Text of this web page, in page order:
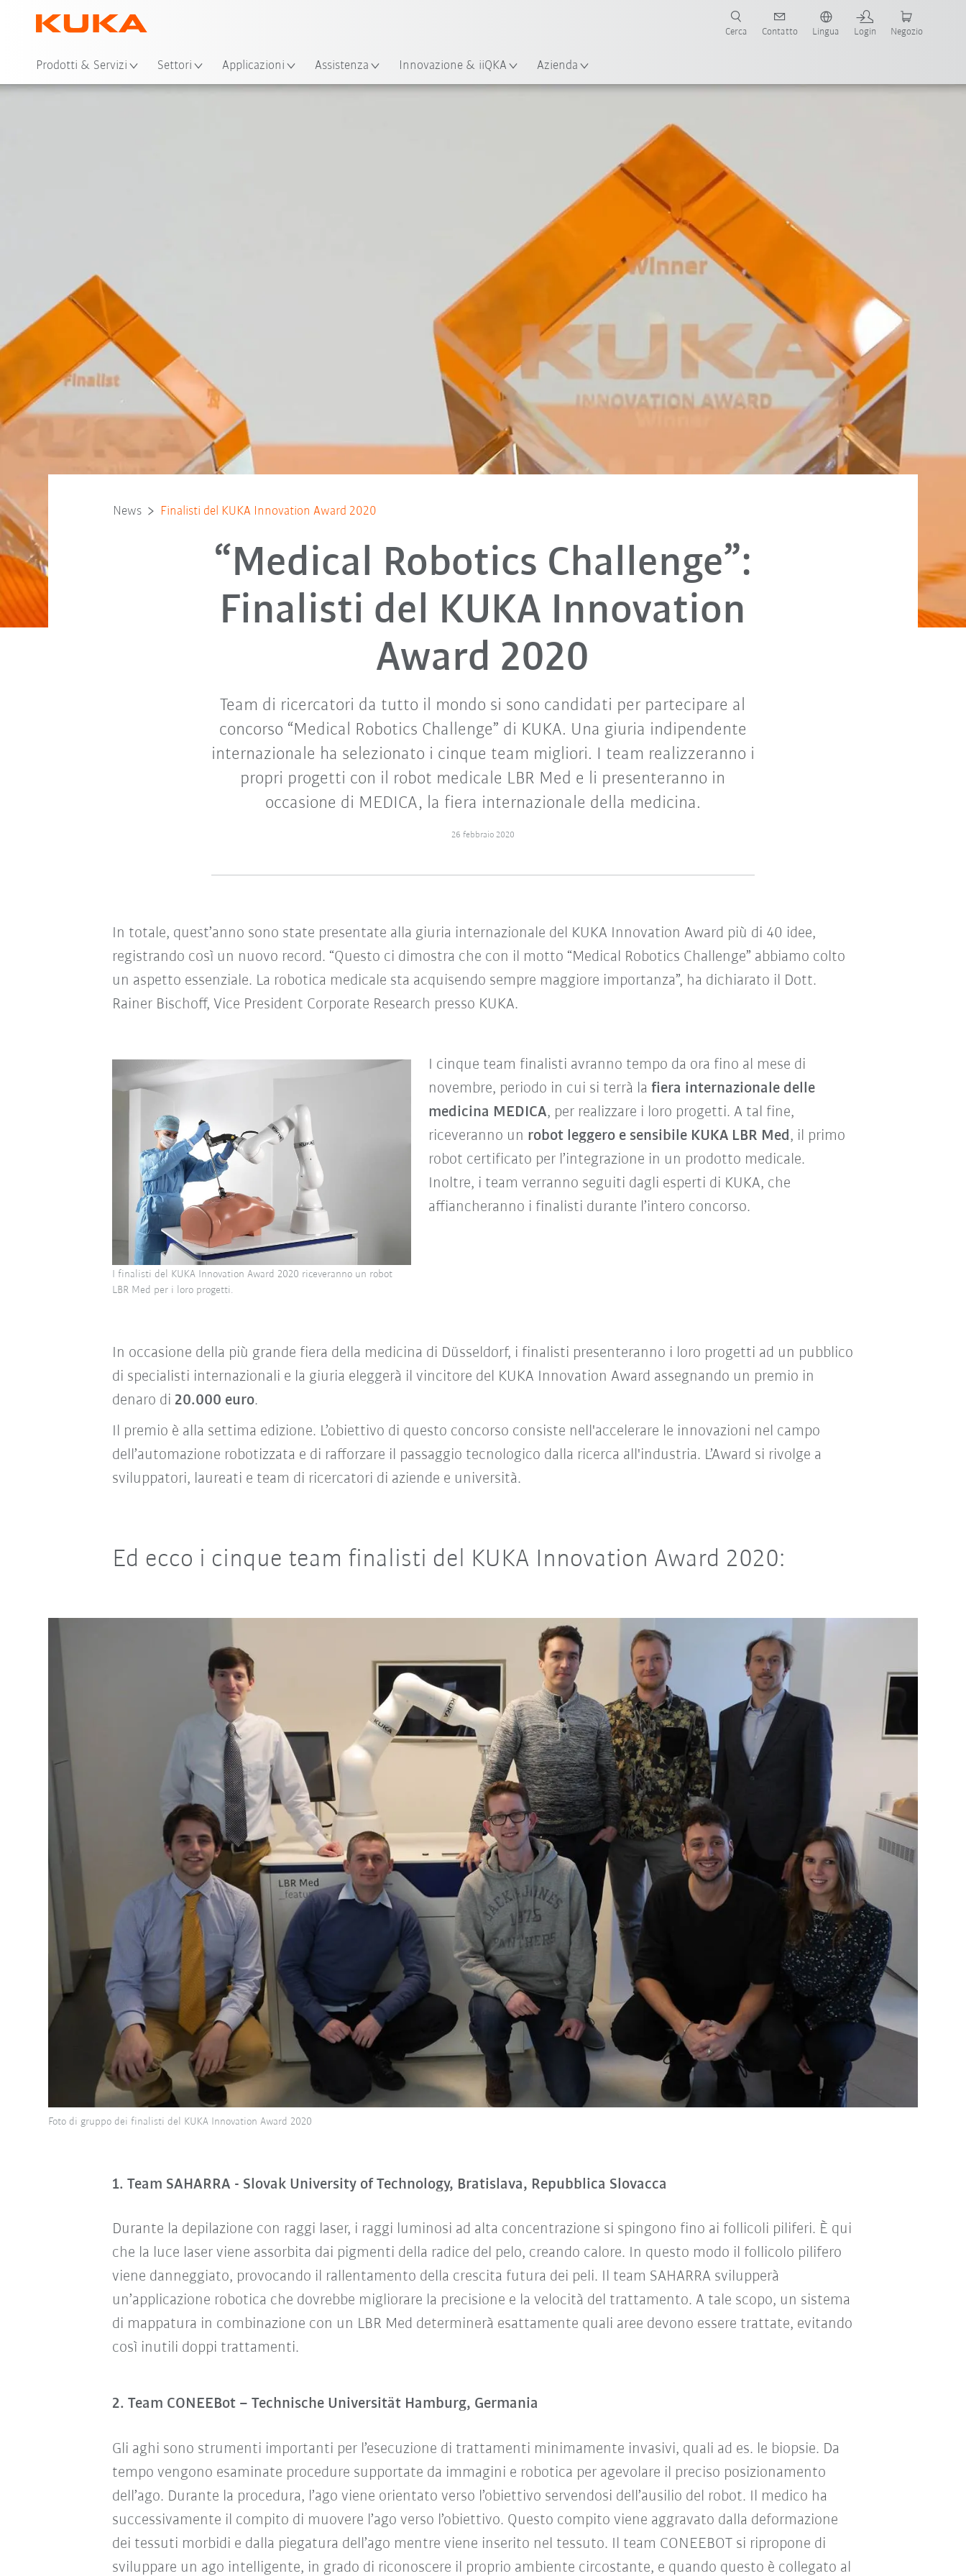
Prodotti & Servizi Settori Applicazioni Assistenza Innovazione & iiQKA Azienda
Cerca Contatto Lingua Login Negozio
News Finalisti del KUKA Innovation Award 2020
“Medical Robotics Challenge”:
Finalisti del KUKA Innovation
Award 2020
Team di ricercatori da tutto il mondo si sono candidati per partecipare al
concorso “Medical Robotics Challenge” di KUKA. Una giuria indipendente
internazionale ha selezionato i cinque team migliori. I team realizzeranno i
propri progetti con il robot medicale LBR Med e li presenteranno in
occasione di MEDICA, la fiera internazionale della medicina.
26 febbraio 2020
In totale, quest’anno sono state presentate alla giuria internazionale del KUKA Innovation Award più di 40 idee,
registrando così un nuovo record. “Questo ci dimostra che con il motto “Medical Robotics Challenge” abbiamo colto
un aspetto essenziale. La robotica medicale sta acquisendo sempre maggiore importanza”, ha dichiarato il Dott.
Rainer Bischoff, Vice President Corporate Research presso KUKA.
I cinque team finalisti avranno tempo da ora fino al mese di
novembre, periodo in cui si terrà la fiera internazionale delle
medicina MEDICA, per realizzare i loro progetti. A tal fine,
riceveranno un robot leggero e sensibile KUKA LBR Med , il primo
robot certificato per l’integrazione in un prodotto medicale.
Inoltre, i team verranno seguiti dagli esperti di KUKA, che
affiancheranno i finalisti durante l’intero concorso.
I finalisti del KUKA Innovation Award 2020 riceveranno un robot
LBR Med per i loro progetti.
In occasione della più grande fiera della medicina di Düsseldorf, i finalisti presenteranno i loro progetti ad un pubblico
di specialisti internazionali e la giuria eleggerà il vincitore del KUKA Innovation Award assegnando un premio in
denaro di 20.000 euro.
Il premio è alla settima edizione. L’obiettivo di questo concorso consiste nell'accelerare le innovazioni nel campo
dell’automazione robotizzata e di rafforzare il passaggio tecnologico dalla ricerca all'industria. L’Award si rivolge a
sviluppatori, laureati e team di ricercatori di aziende e università.
Ed ecco i cinque team finalisti del KUKA Innovation Award 2020:
Foto di gruppo dei finalisti del KUKA Innovation Award 2020
1. Team SAHARRA - Slovak University of Technology, Bratislava, Repubblica Slovacca
Durante la depilazione con raggi laser, i raggi luminosi ad alta concentrazione si spingono fino ai follicoli piliferi. È qui
che la luce laser viene assorbita dai pigmenti della radice del pelo, creando calore. In questo modo il follicolo pilifero
viene danneggiato, provocando il rallentamento della crescita futura dei peli. Il team SAHARRA svilupperà
un’applicazione robotica che dovrebbe migliorare la precisione e la velocità del trattamento. A tale scopo, un sistema
di mappatura in combinazione con un LBR Med determinerà esattamente quali aree devono essere trattate, evitando
così inutili doppi trattamenti.
2. Team CONEEBot – Technische Universität Hamburg, Germania
Gli aghi sono strumenti importanti per l’esecuzione di trattamenti minimamente invasivi, quali ad es. le biopsie. Da
tempo vengono esaminate procedure supportate da immagini e robotica per agevolare il preciso posizionamento
dell’ago. Durante la procedura, l’ago viene orientato verso l’obiettivo servendosi dell’ausilio del robot. Il medico ha
successivamente il compito di muovere l’ago verso l’obiettivo. Questo compito viene aggravato dalla deformazione
dei tessuti morbidi e dalla piegatura dell’ago mentre viene inserito nel tessuto. Il team CONEEBOT si ripropone di
sviluppare un ago intelligente, in grado di riconoscere il proprio ambiente circostante, e quando questo è collegato al